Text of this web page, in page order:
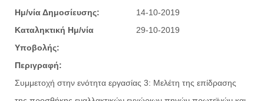
Ημ/νία Δημοσίευσης:
14-10-2019
Καταληκτική Ημ/νία
Υποβολής:
29-10-2019
Περιγραφή:
Συμμετοχή στην ενότητα εργασίας 3: Μελέτη της επίδρασης